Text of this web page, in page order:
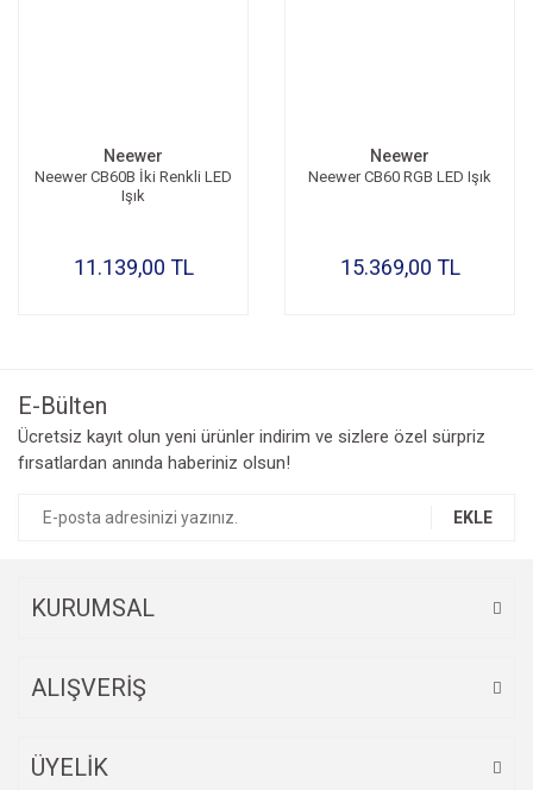
Neewer
Neewer CB60B İki Renkli LED
Işık
11.139,00 TL
Neewer
Neewer CB60 RGB LED Işık
15.369,00 TL
E-Bülten
Ücretsiz kayıt olun yeni ürünler indirim ve sizlere özel sürpriz
fırsatlardan anında haberiniz olsun!
EKLE
KURUMSAL
ALIŞVERİŞ
ÜYELİK